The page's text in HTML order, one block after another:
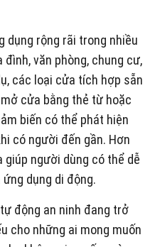
dụng rộng rãi trong nhiều
đình, văn phòng, chung cư,
các loại cửa tích hợp sẵn
cửa bằng thẻ từ hoặc
biến có thể phát hiện
có người đến gần. Hơn
giúp người dùng có thể dễ
dụng di động.
động an ninh đang trở
cho những ai mong muốn